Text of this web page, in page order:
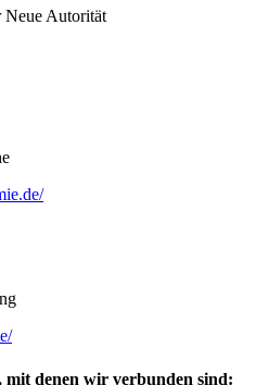
Neue Autorität
mit denen wir verbunden sind: